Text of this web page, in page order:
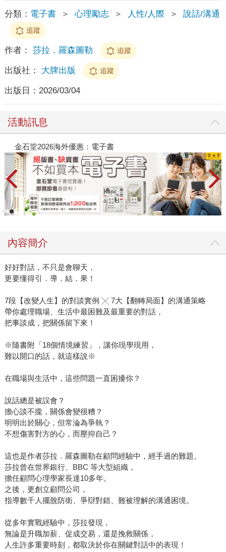
分類： 電子書 ＞ 心理勵志 ＞ 人性/人際 ＞ 說話/溝通
追蹤
作者： 莎拉．羅森圖勒 追蹤
出版社： 大牌出版 追蹤
出版日： 2026/03/04
活動訊息
金石堂2026海外優惠：電子書
內容簡介
好好對話，不只是會聊天，
更要懂得引．導．結．果！
7段【改變人生】的對談實例 ╳ 7大【翻轉局面】的溝通策略
帶你處理職場、生活中最困難及最重要的對話，
把事談成，把關係留下來！
※隨書附「18個情境練習」，讓你現學現用，
難以開口的話，就這樣說※
在職場與生活中，這些問題一直困擾你？
說話總是被誤會？
擔心談不攏，關係會變很糟？
明明出於關心，但常淪為爭執？
不想傷害對方的心，而壓抑自己？
這也是作者莎拉．羅森圖勒在顧問經驗中，經手過的難題。
莎拉曾在世界銀行、BBC 等大型組織，
擔任顧問心理學家長達10多年。
之後，更創立顧問公司，
指導數千人擺脫防衛、爭辯對錯、難被理解的溝通困境。
從多年實戰經驗中，莎拉發現，
無論是升職加薪、促成交易，還是挽救關係，
人生許多重要時刻，都取決於你在關鍵對話中的表現！